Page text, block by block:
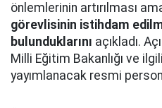
önlemlerinin artırılması
görevlisinin istihdam
bulunduklarını açıkladı.
Milli Eğitim Bakanlığı ve
yayımlanacak resmi